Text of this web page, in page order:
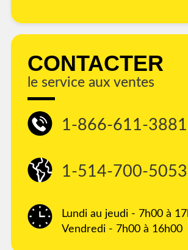
CONTACTER
le service aux ventes
1-866-611-3881
1-514-700-5053
Lundi au jeudi - 7h00 à
Vendredi - 7h00 à 16h00